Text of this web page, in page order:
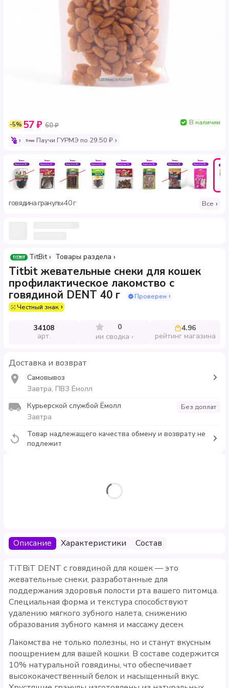
-5% 57 ₽ 60 ₽
В наличии
Паучи ГУРМЭ по 29.50 ₽
говядина·гранулы·40 г Все
TitBit Товары раздела
Titbit жевательные снеки для кошек
профилактическое лакомство с
говядиной DENT 40 г
Проверен
Честный знак
34108
арт.
0
ии сводка
4.96
рейтинг магазина
Доставка и возврат
Самовывоз
Завтра, ПВЗ Ёмолл
Курьерской службой Ёмолл
Завтра
Без доплат
Товар надлежащего качества обмену и возврату не
подлежит
Описание Характеристики Состав
TiTBiT DENT с говядиной для кошек — это
жевательные снеки, разработанные для
поддержания здоровья полости рта вашего питомца.
Специальная форма и текстура способствуют
удалению мягкого зубного налета, снижению
образования зубного камня и массажу десен.
Лакомства не только полезны, но и станут вкусным
поощрением для вашей кошки. В составе содержится
10% натуральной говядины, что обеспечивает
высококачественный белок и насыщенный вкус.